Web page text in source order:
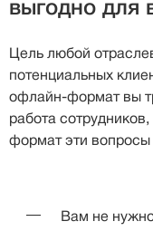
выгодно для
Цель любой
потенциальных
офлайн-формат вы
работа
формат эти вопросы
Вам не нужно